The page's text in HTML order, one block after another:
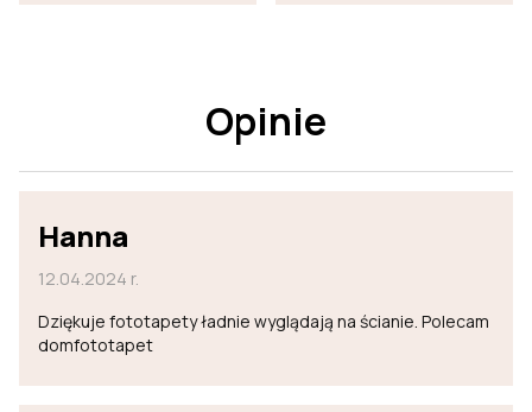
Opinie
Hanna
12.04.2024 r.
Dziękuje fototapety ładnie wyglądają na ścianie. Polecam
domfototapet